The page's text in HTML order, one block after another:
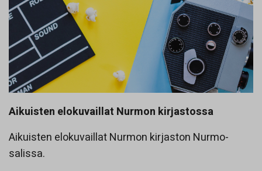
Aikuisten elokuvaillat Nurmon kirjastossa
Aikuisten elokuvaillat Nurmon kirjaston Nurmo-
salissa.